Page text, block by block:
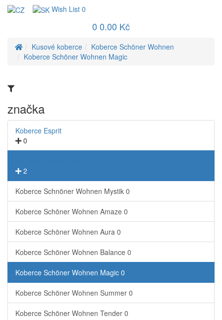
Wish List 0
0 0.00 Kč
Kusové koberce
Koberce Schöner Wohnen
Koberce Schöner Wohnen Magic
značka
Koberce Esprit
0
2
Koberce Schnöner Wohnen Mystik 0
Koberce Schöner Wohnen Amaze 0
Koberce Schöner Wohnen Aura 0
Koberce Schöner Wohnen Balance 0
Koberce Schöner Wohnen Magic 0
Koberce Schöner Wohnen Summer 0
Koberce Schöner Wohnen Tender 0